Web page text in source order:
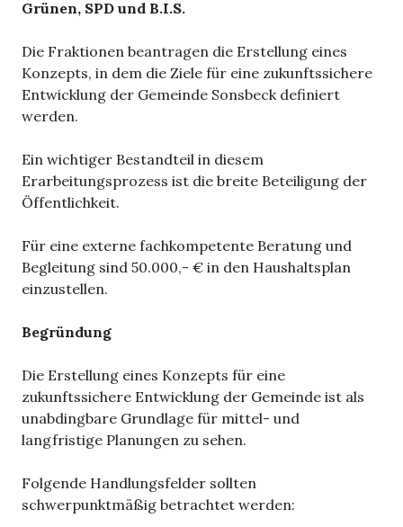
Grünen, SPD und B.I.S.
Die Fraktionen beantragen die Erstellung eines
Konzepts, in dem die Ziele für eine zukunftssichere
Entwicklung der Gemeinde Sonsbeck definiert
werden.
Ein wichtiger Bestandteil in diesem
Erarbeitungsprozess ist die breite Beteiligung der
Öffentlichkeit.
Für eine externe fachkompetente Beratung und
Begleitung sind 50.000,- € in den Haushaltsplan
einzustellen.
Begründung
Die Erstellung eines Konzepts für eine
zukunftssichere Entwicklung der Gemeinde ist als
unabdingbare Grundlage für mittel- und
langfristige Planungen zu sehen.
Folgende Handlungsfelder sollten
schwerpunktmäßig betrachtet werden: